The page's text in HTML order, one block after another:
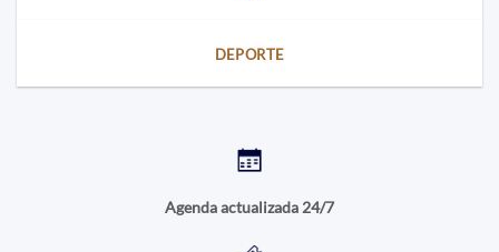
DEPORTE
Agenda actualizada 24/7